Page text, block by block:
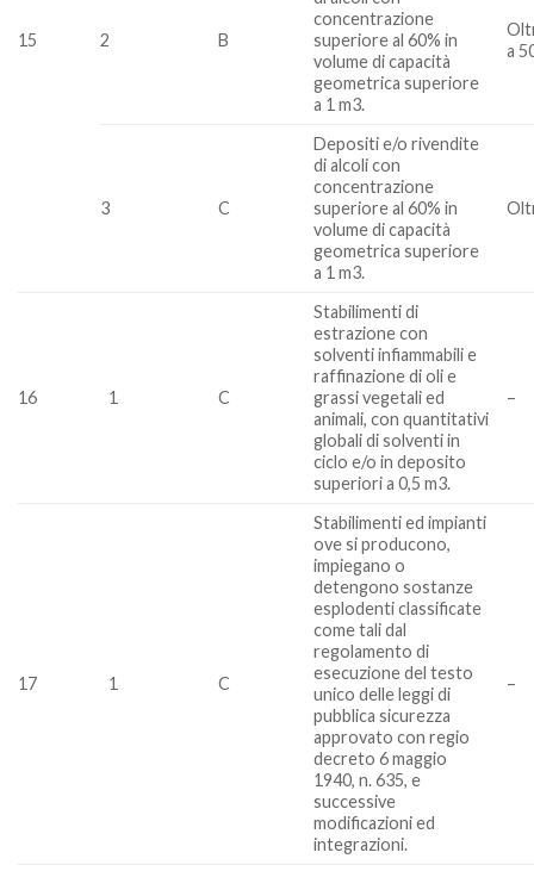
15 2 B
concentrazione
superiore al 60% in
volume di capacità
geometrica superiore
a 1 m3.
a
3 C
Depositi e/o rivendite
di alcoli con
concentrazione
superiore al 60% in
volume di capacità
geometrica superiore
a 1 m3.
16 1 C
Stabilimenti di
estrazione con
solventi infiammabili e
raffinazione di oli e
grassi vegetali ed
animali, con quantitativi
globali di solventi in
ciclo e/o in deposito
superiori a 0,5 m3.
–
17 1 C
Stabilimenti ed impianti
ove si producono,
impiegano o
detengono sostanze
esplodenti classificate
come tali dal
regolamento di
esecuzione del testo
unico delle leggi di
pubblica sicurezza
approvato con regio
decreto 6 maggio
1940, n. 635, e
successive
modificazioni ed
integrazioni.
–